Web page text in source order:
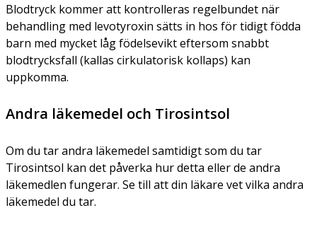
Blodtryck kommer att kontrolleras regelbundet när
behandling med levotyroxin sätts in hos för tidigt födda
barn med mycket låg födelsevikt eftersom snabbt
blodtrycksfall (kallas cirkulatorisk kollaps) kan
uppkomma.
Andra läkemedel och Tirosintsol
Om du tar andra läkemedel samtidigt som du tar
Tirosintsol kan det påverka hur detta eller de andra
läkemedlen fungerar. Se till att din läkare vet vilka andra
läkemedel du tar.